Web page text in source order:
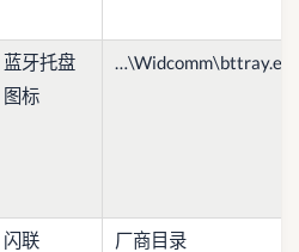
蓝牙托盘
图标
闪联
厂商目录